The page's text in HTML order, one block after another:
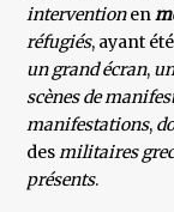
interventionen
réfugiés, ayant
un grand écran,
scènes de
manifestations,
desmilitaires
présents.